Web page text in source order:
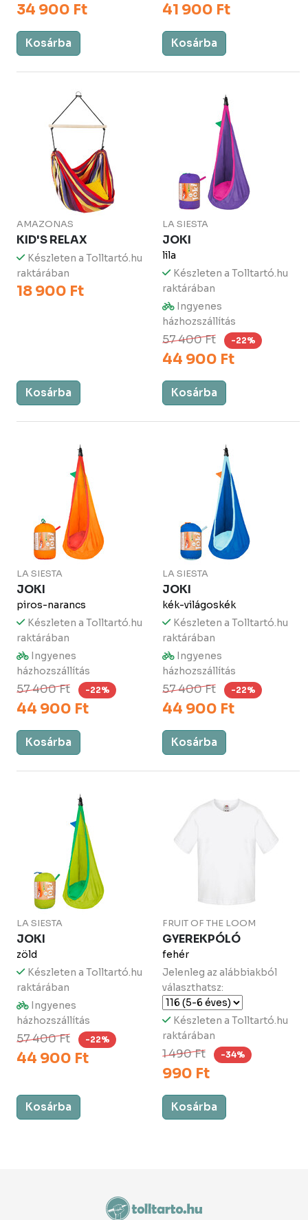
34 900 Ft
Kosárba
41 900 Ft
Kosárba
AMAZONAS
KID'S RELAX
Készleten a Tolltartó.hu
raktárában
18 900 Ft
Kosárba
LA SIESTA
JOKI
lila
Készleten a Tolltartó.hu
raktárában
Ingyenes
házhozszállítás
57 400 Ft -22%
44 900 Ft
Kosárba
LA SIESTA
JOKI
piros-narancs
Készleten a Tolltartó.hu
raktárában
Ingyenes
házhozszállítás
57 400 Ft -22%
44 900 Ft
Kosárba
LA SIESTA
JOKI
kék-világoskék
Készleten a Tolltartó.hu
raktárában
Ingyenes
házhozszállítás
57 400 Ft -22%
44 900 Ft
Kosárba
LA SIESTA
JOKI
zöld
Készleten a Tolltartó.hu
raktárában
Ingyenes
házhozszállítás
57 400 Ft -22%
44 900 Ft
Kosárba
FRUIT OF THE LOOM
GYEREKPÓLÓ
fehér
Jelenleg az alábbiakból
választhatsz:
Készleten a Tolltartó.hu
raktárában
1 490 Ft -34%
990 Ft
Kosárba